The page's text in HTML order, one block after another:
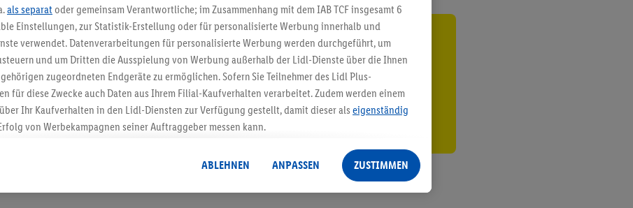
5.95 € Versand sparen³²ᵃ
Jetzt zum Newsletter anmelden
Gutschein sichern!
als separat oder gemeinsam Verantwortliche; im Zusammenhang mit dem IAB TCF insgesamt 6
Einstellungen, zur Statistik-Erstellung oder für personalisierte Werbung innerhalb und
verwendet. Datenverarbeitungen für personalisierte Werbung werden durchgeführt, um
und um Dritten die Ausspielung von Werbung außerhalb der Lidl-Dienste über die Ihnen
zugeordneten Endgeräte zu ermöglichen. Sofern Sie Teilnehmer des Lidl Plus-
für diese Zwecke auch Daten aus Ihrem Filial-Kaufverhalten verarbeitet. Zudem werden einem
Ihr Kaufverhalten in den Lidl-Diensten zur Verfügung gestellt, damit dieser als eigenständig
von Werbekampagnen seiner Auftraggeber messen kann.
Dies umfasst die Zusammenführung von Daten (z.B. über Ihre Nutzung der Lidl-Dienste, Ihr
Diensten, Informationen aus Ihrem Kundenkonto - z.B. Alter oder Geschlecht - sowie Ihre
auch über verschiedene Endgeräte und Lidl-Dienste hinweg einschließlich dem Speichern von
ABLEHNEN ANPASSEN ZUSTIMMEN